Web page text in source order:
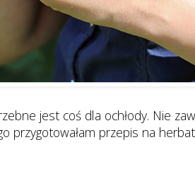
jest coś dla ochłody. Nie
przygotowałam przepis na